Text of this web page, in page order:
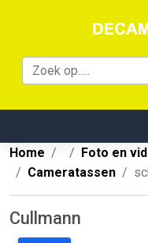
Home
Foto en
Cameratassen
Cullmann